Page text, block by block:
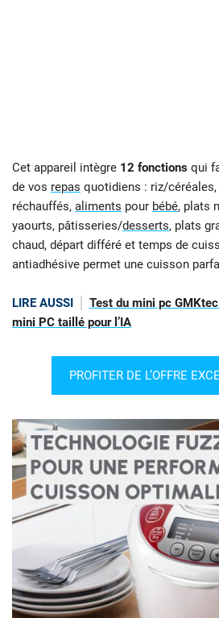
Cet appareil intègre 12 fonctions qui
de vos repas quotidiens : riz/
réchauffés, aliments pour bébé, plats
yaourts, pâtisseries/desserts, plats
chaud, départ différé et temps de
antiadhésive permet une cuisson
LIRE AUSSI
Test du mini pc
mini PC taillé pour l’IA
PROFITER DE L’OFFRE